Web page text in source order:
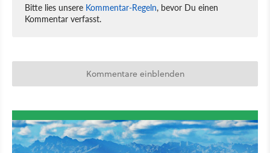
Bitte lies unsere Kommentar-Regeln, bevor Du einen
Kommentar verfasst.
Kommentare einblenden